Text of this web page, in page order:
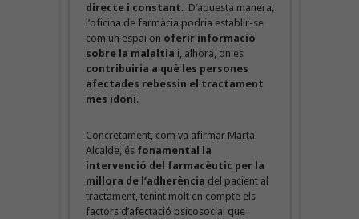
directe i constant. D’aquesta manera,
l’oficina de farmàcia podria establir-se
com un espai on oferir informació
sobre la malaltia i, alhora, on es
contribuiria a què les persones
afectades rebessin el tractament
més idoni.
Concretament, com va afirmar Marta
Alcalde, és fonamental la
intervenció del farmacèutic per la
millora de l’adherència del pacient al
tractament, tenint molt en compte els
factors d’afectació psicosocial que